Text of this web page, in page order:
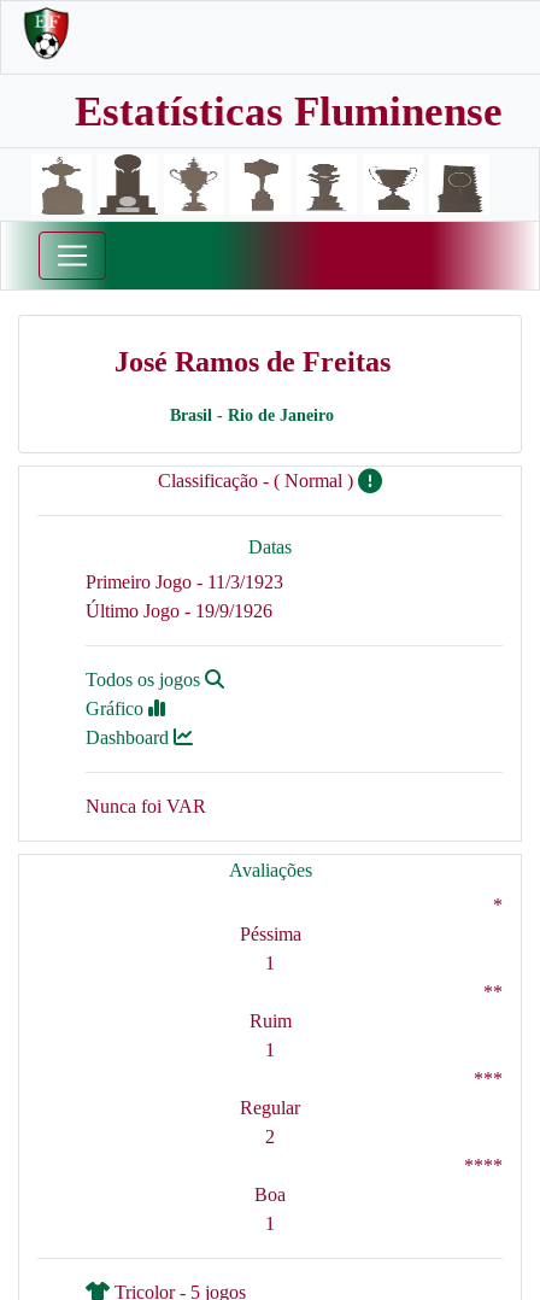
Estatísticas Fluminense
José Ramos de Freitas
Brasil - Rio de Janeiro
Classificação - ( Normal )
Datas
Primeiro Jogo - 11/3/1923
Último Jogo - 19/9/1926
Todos os jogos
Gráfico
Dashboard
Nunca foi VAR
Avaliações
*
Péssima
1
**
Ruim
1
***
Regular
2
****
Boa
1
Tricolor - 5 jogos